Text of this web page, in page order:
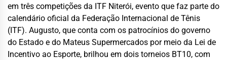
em três competições da ITF Niterói, evento que faz parte do
calendário oficial da Federação Internacional de Tênis
(ITF). Augusto, que conta com os patrocínios do governo
do Estado e do Mateus Supermercados por meio da Lei de
Incentivo ao Esporte, brilhou em dois torneios BT10, com